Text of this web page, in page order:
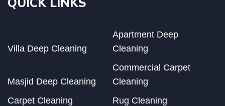
Villa Deep Cleaning
Apartment Deep
Cleaning
Masjid Deep Cleaning
Commercial Carpet
Cleaning
Carpet Cleaning
Rug Cleaning